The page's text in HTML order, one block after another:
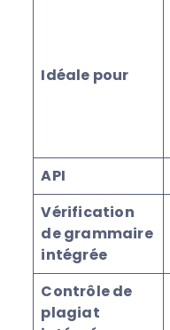
Idéale pour
API
Vérification
de grammaire
intégrée
Contrôle de
plagiat